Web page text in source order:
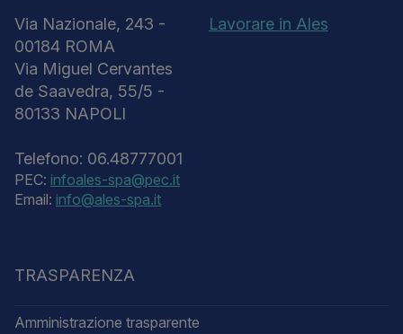
Via Nazionale, 243 -
00184 ROMA
Via Miguel Cervantes
de Saavedra, 55/5 -
80133 NAPOLI
Telefono: 06.48777001
PEC: infoales-spa@pec.it
Email: info@ales-spa.it
Lavorare in Ales
TRASPARENZA
Amministrazione trasparente